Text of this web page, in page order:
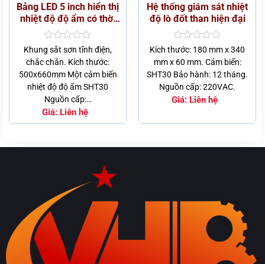
Bảng LED 5 inch hiển thị
nhiệt độ độ ẩm có thời
gian VHB 03
Được
xếp
hạng
0
5
sao
Khung sắt sơn tĩnh điện,
chắc chắn. Kích thước:
500x660mm Một cảm biến
nhiệt độ độ ẩm SHT30
Nguồn cấp:…
Giá: Liên hệ
Hệ thống giám sát nhiệt
độ lò đốt than hiện đại
Được
xếp
hạng
0
5
sao
Kích thước: 180 mm x 340
mm x 60 mm. Cảm biến:
SHT30 Bảo hành: 12 tháng.
Nguồn cấp: 220VAC.
Giá: Liên hệ